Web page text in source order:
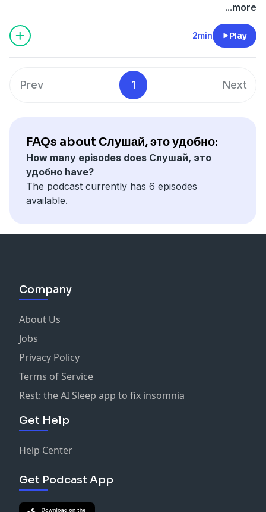
...more
2min Play
Prev 1 Next
FAQs about Слушай, это удобно:
How many episodes does Слушай, это
удобно have?
The podcast currently has 6 episodes
available.
Company
About Us
Jobs
Privacy Policy
Terms of Service
Rest: the AI Sleep app to fix insomnia
Get Help
Help Center
Get Podcast App